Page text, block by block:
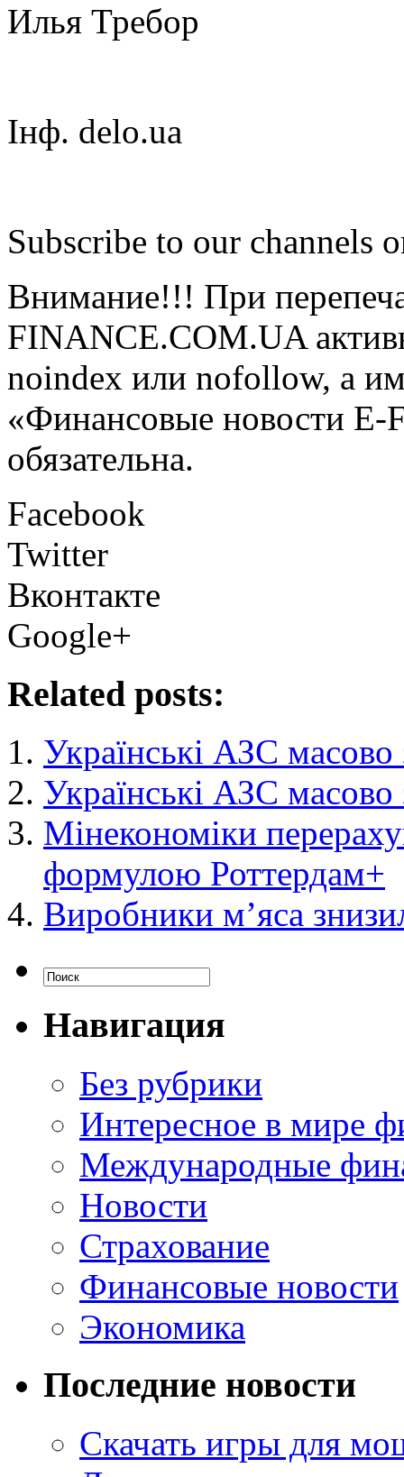
Илья Требор
Інф. delo.ua
Subscribe to our channels
Внимание!!! При
FINANCE.COM.UA
noindex или nofollow, а
«Финансовые новости
обязательна.
Facebook
Twitter
Вконтакте
Google+
Related posts:
Українські АЗС
Українські АЗС
Мінекономіки
формулою Роттердам+
Виробники м’яса
Навигация
Без рубрики
Интересное в мире
Международные
Новости
Страхование
Финансовые новости
Экономика
Последние новости
Скачать игры для